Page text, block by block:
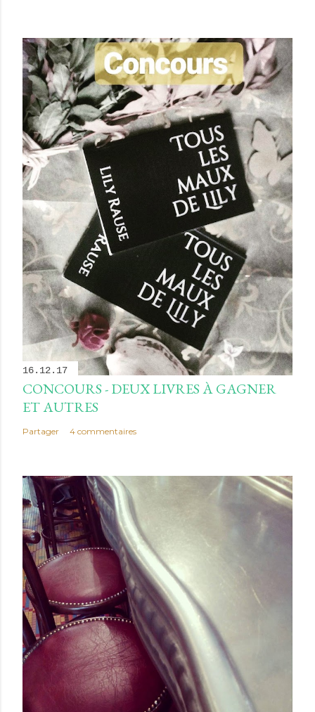
16.12.17
CONCOURS - DEUX LIVRES À GAGNER
ET AUTRES
Partager 4 commentaires